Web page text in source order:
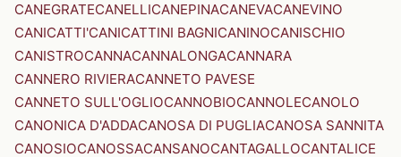
CANEGRATECANELLICANEPINACANEVACANEVINO
CANICATTI'CANICATTINI BAGNICANINOCANISCHIO
CANISTROCANNACANNALONGACANNARA
CANNERO RIVIERACANNETO PAVESE
CANNETO SULL'OGLIOCANNOBIOCANNOLECANOLO
CANONICA D'ADDACANOSA DI PUGLIACANOSA SANNITA
CANOSIOCANOSSACANSANOCANTAGALLOCANTALICE